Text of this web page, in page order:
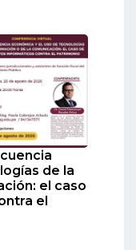
de la
el caso
el